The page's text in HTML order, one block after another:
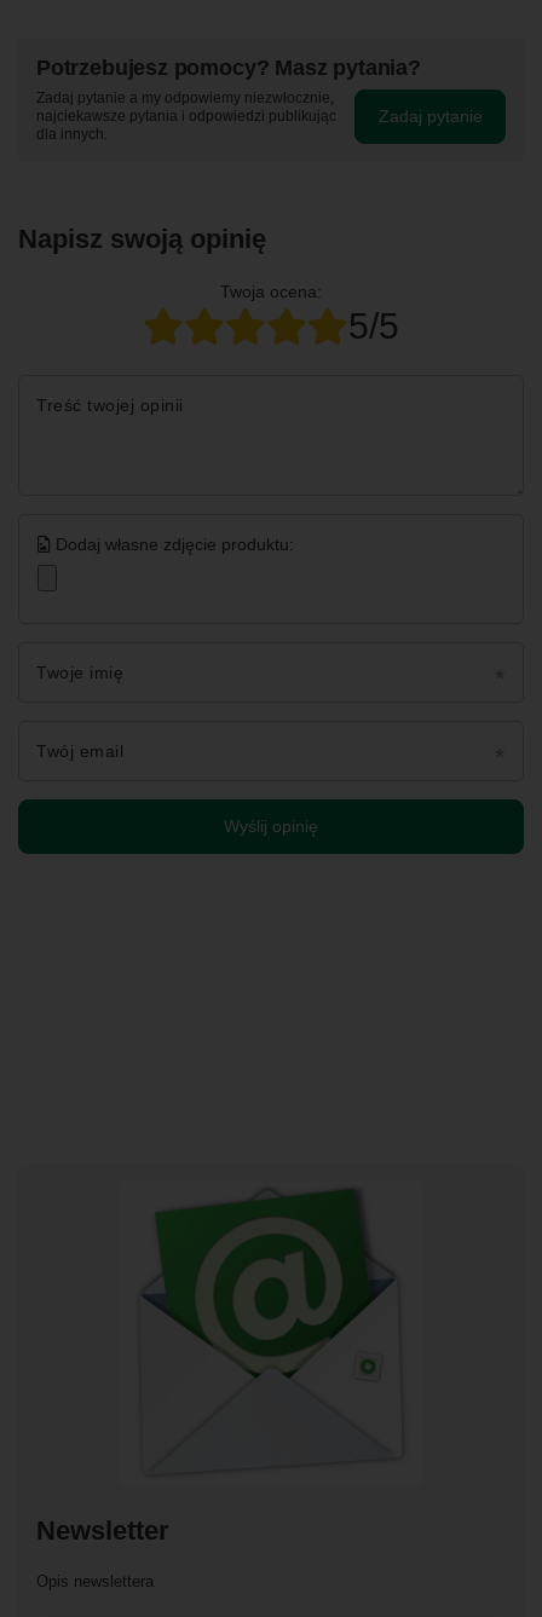
Potrzebujesz pomocy? Masz pytania?
Zadaj pytanie a my odpowiemy niezwłocznie,
najciekawsze pytania i odpowiedzi publikując
dla innych.
Zadaj pytanie
Napisz swoją opinię
Twoja ocena:
5/5
Treść twojej opinii
Dodaj własne zdjęcie produktu:
Twoje imię
Twój email
Wyślij opinię
Newsletter
Opis newslettera